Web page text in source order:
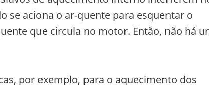
se aciona o ar-quente para esquentar o
que circula no motor. Então, não há
por exemplo, para o aquecimento dos